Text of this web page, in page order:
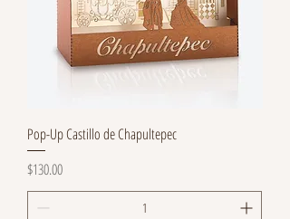
Pop-Up Castillo de Chapultepec
Precio
$130.00